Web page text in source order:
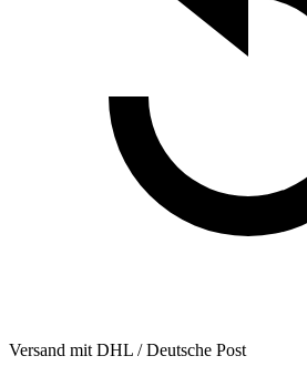
Versand mit DHL / Deutsche Post